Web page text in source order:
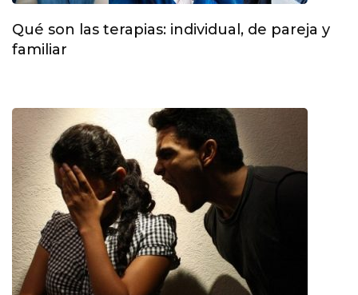
Qué son las terapias: individual, de pareja y
familiar